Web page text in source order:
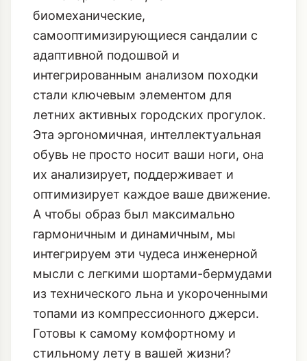
биомеханические,
самооптимизирующиеся сандалии с
адаптивной подошвой и
интегрированным анализом походки
стали ключевым элементом для
летних активных городских прогулок.
Эта эргономичная, интеллектуальная
обувь не просто носит ваши ноги, она
их анализирует, поддерживает и
оптимизирует каждое ваше движение.
А чтобы образ был максимально
гармоничным и динамичным, мы
интегрируем эти чудеса инженерной
мысли с легкими шортами-бермудами
из технического льна и укороченными
топами из компрессионного джерси.
Готовы к самому комфортному и
стильному лету в вашей жизни?